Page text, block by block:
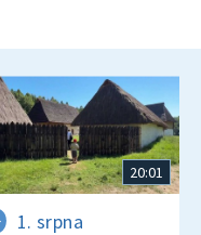
20:01
1. srpna